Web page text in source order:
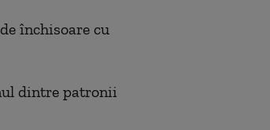
închisoare cu
dintre patronii